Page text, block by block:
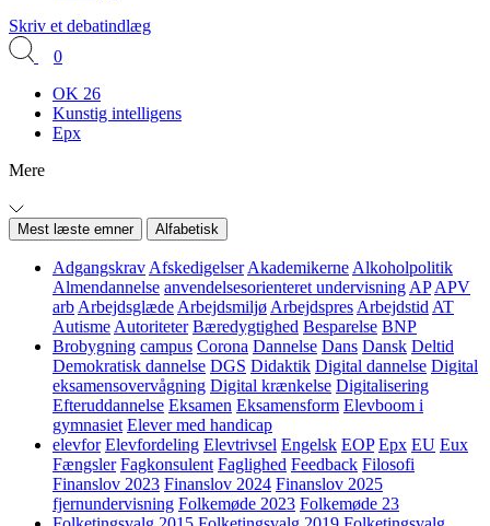
Skriv et debatindlæg
0
OK 26
Kunstig intelligens
Epx
Mere
Mest læste emner Alfabetisk
Adgangskrav Afskedigelser Akademikerne Alkoholpolitik
Almendannelse anvendelsesorienteret undervisning AP APV
arb Arbejdsglæde Arbejdsmiljø Arbejdspres Arbejdstid AT
Autisme Autoriteter Bæredygtighed Besparelse BNP
Brobygning campus Corona Dannelse Dans Dansk Deltid
Demokratisk dannelse DGS Didaktik Digital dannelse Digital
eksamensovervågning Digital krænkelse Digitalisering
Efteruddannelse Eksamen Eksamensform Elevboom i
gymnasiet Elever med handicap
elevfor Elevfordeling Elevtrivsel Engelsk EOP Epx EU Eux
Fængsler Fagkonsulent Faglighed Feedback Filosofi
Finanslov 2023 Finanslov 2024 Finanslov 2025
fjernundervisning Folkemøde 2023 Folkemøde 23